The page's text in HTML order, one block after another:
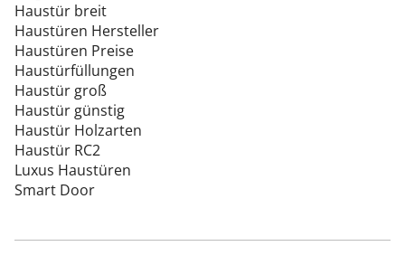
Haustür breit
Haustüren Hersteller
Haustüren Preise
Haustürfüllungen
Haustür groß
Haustür günstig
Haustür Holzarten
Haustür RC2
Luxus Haustüren
Smart Door